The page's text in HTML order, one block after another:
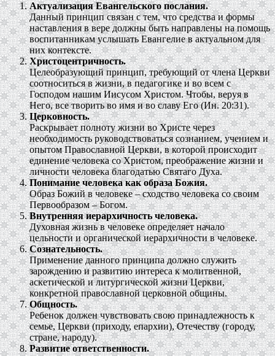
Актуализация Евангельского послания.
Данный принцип связан с тем, что средства и формы
наставления в вере должны быть направлены на помощь
воспитанникам услышать Евангелие в актуальном для
них контексте.
Христоцентричность.
Целеобразующий принцип, требующий от члена Церкви
соотноситься в жизни, в педагогике и во всем с
Господом нашим Иисусом Христом. Чтобы, веруя в
Него, все творить во имя и во славу Его (Ин. 20:31).
Церковность.
Раскрывает полноту жизни во Христе через
необходимость руководствоваться сознанием, учением и
опытом Православной Церкви, в которой происходит
единение человека со Христом, преображение жизни и
личности человека благодатью Святаго Духа.
Понимание человека как образа Божия.
Образ Божий в человеке – сходство человека со своим
Первообразом – Богом.
Внутренняя иерархичность человека.
Духовная жизнь в человеке определяет начало
цельности и органической иерархичности в человеке.
Сознательность.
Применение данного принципа должно служить
зарождению и развитию интереса к молитвенной,
аскетической и литургической жизни Церкви,
конкретной православной церковной общины.
Общность.
Ребенок должен чувствовать свою принадлежность к
семье, Церкви (приходу, епархии), Отечеству (городу,
стране, народу).
Развитие ответственности.